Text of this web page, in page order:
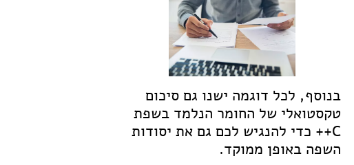
בנוסף, לכל דוגמה ישנו גם סיכום
טקסטואלי של החומר הנלמד בשפת
C++ כדי להנגיש לכם גם את יסודות
השפה באופן ממוקד.